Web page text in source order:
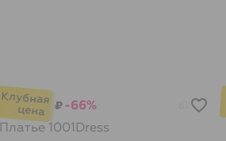
₽ -66%
Платье1001Dress